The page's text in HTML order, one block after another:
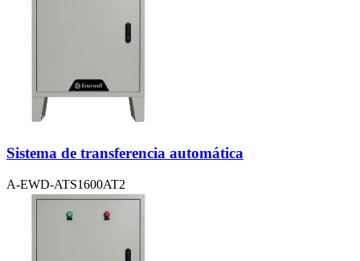
Sistema de transferencia automática
A-EWD-ATS1600AT2